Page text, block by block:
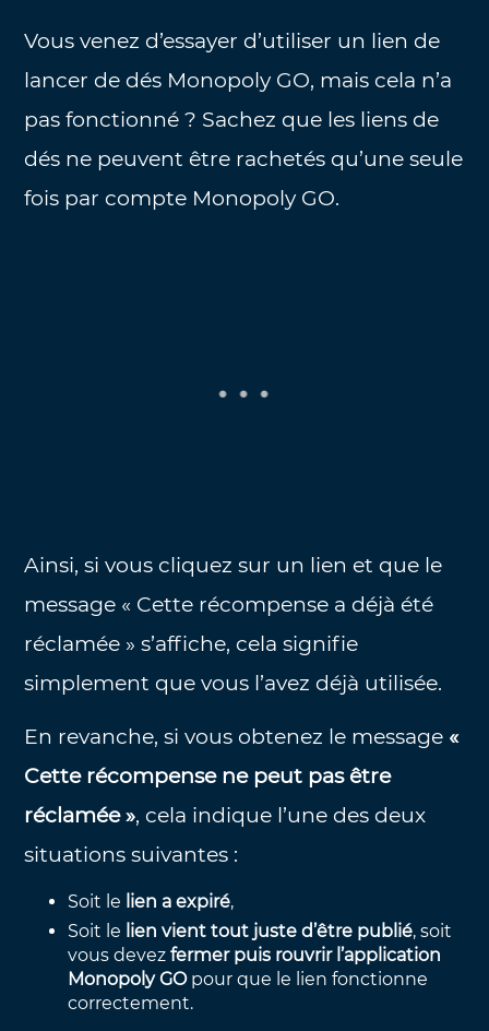
Vous venez d’essayer d’utiliser un lien de
lancer de dés Monopoly GO, mais cela n’a
pas fonctionné ? Sachez que les liens de
dés ne peuvent être rachetés qu’une seule
fois par compte Monopoly GO.
Ainsi, si vous cliquez sur un lien et que le
message « Cette récompense a déjà été
réclamée » s’affiche, cela signifie
simplement que vous l’avez déjà utilisée.
En revanche, si vous obtenez le message «
Cette récompense ne peut pas être
réclamée », cela indique l’une des deux
situations suivantes :
Soit le lien a expiré,
Soit le lien vient tout juste d’être publié, soit
vous devezfermer puis rouvrir l’application
Monopoly GOpour que le lien fonctionne
correctement.